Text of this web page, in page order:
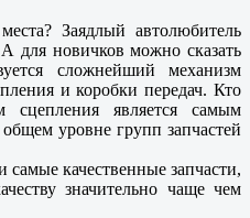
Заядлый автолюбитель
для новичков можно сказать
сложнейший механизм
и коробки передач. Кто
является самым
уровне групп запчастей
качественные запчасти,
значительно чаще чем